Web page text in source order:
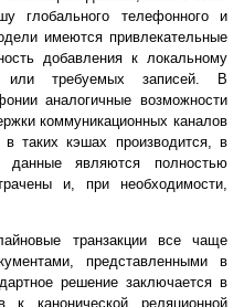
глобального телефонного и
имеются привлекательные
добавления к локальному
или требуемых записей. В
аналогичные возможности
коммуникационных каналов
таких кэшах производится, в
являются полностью
и, при необходимости,
транзакции все чаще
представленными в
решение заключается в
к канонической реляционной